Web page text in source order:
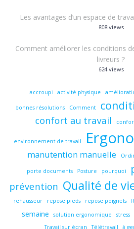
Les avantages d’un espace de
808 views
Comment améliorer les conditions
livreurs ?
624 views
accroupi activité physique
bonnes résolutions Comment
confort au travail
environnement de travail
manutention manuelle
porte documents Posture pourquoi
prévention Qualité de
rehausseur repose pieds repose poignets
semaine solution ergonomique stress
Travail sur écran Télétravail à